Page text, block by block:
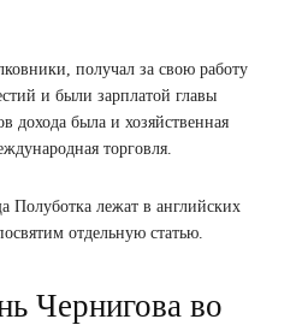
получал за свою работу
и были зарплатой главы
дохода была и хозяйственная
торговля.
Полуботка лежат в английских
отдельную статью.
Чернигова во